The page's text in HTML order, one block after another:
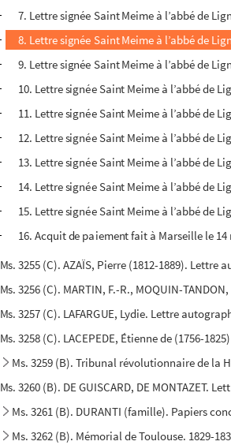
7. Lettre signée Saint Meime à l’abbé de
8. Lettre signée Saint Meime à l’abbé de
9. Lettre signée Saint Meime à l’abbé de
10. Lettre signée Saint Meime à l’abbé de
11. Lettre signée Saint Meime à l’abbé de
12. Lettre signée Saint Meime à l’abbé de
13. Lettre signée Saint Meime à l’abbé de
14. Lettre signée Saint Meime à l’abbé de
15. Lettre signée Saint Meime à l’abbé de
16. Acquit de paiement fait à Marseille le
Ms. 3255 (C). AZAÏS, Pierre (1812-1889). Lettre
Ms. 3256 (C). MARTIN, F.-R., MOQUIN-
Ms. 3257 (C). LAFARGUE, Lydie. Lettre
Ms. 3258 (C). LACEPEDE, Étienne de (1756-
Ms. 3259 (B). Tribunal révolutionnaire de la
Ms. 3260 (B). DE GUISCARD, DE MONTAZET.
Ms. 3261 (B). DURANTI (famille). Papiers
Ms. 3262 (B). Mémorial de Toulouse. 1829-